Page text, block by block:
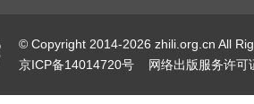
© Copyright 2014-2026 zhili.org.cn All
京ICP备14014720号
网络出版服务许可